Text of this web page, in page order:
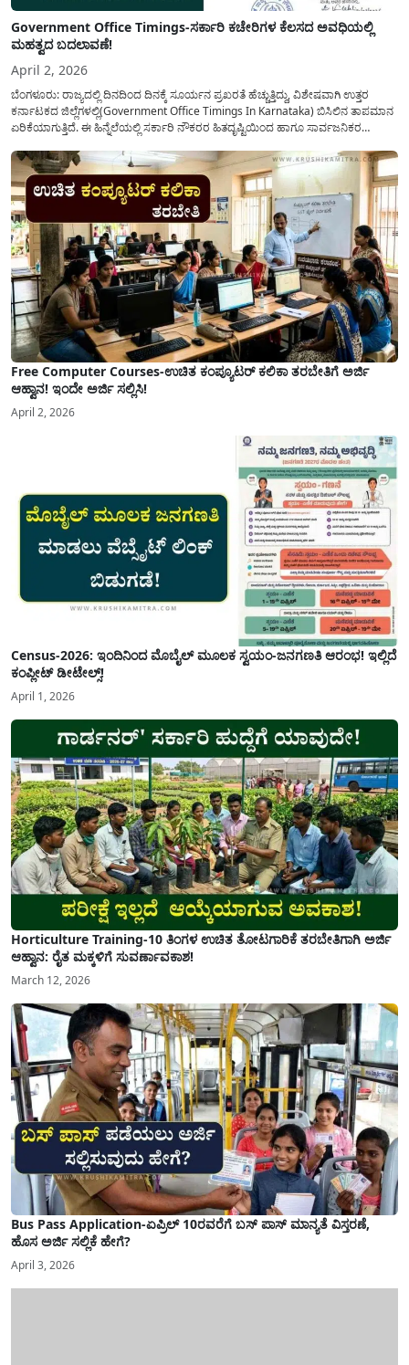
Government Office Timings-ಸರ್ಕಾರಿ ಕಚೇರಿಗಳ ಕೆಲಸದ ಅವಧಿಯಲ್ಲಿ
ಮಹತ್ವದ ಬದಲಾವಣೆ!
April 2, 2026
ಬೆಂಗಳೂರು: ರಾಜ್ಯದಲ್ಲಿ ದಿನದಿಂದ ದಿನಕ್ಕೆ ಸೂರ್ಯನ ಪ್ರಖರತೆ ಹೆಚ್ಚುತ್ತಿದ್ದು, ವಿಶೇಷವಾಗಿ ಉತ್ತರ
ಕರ್ನಾಟಕದ ಜಿಲ್ಲೆಗಳಲ್ಲಿ(Government Office Timings In Karnataka) ಬಿಸಿಲಿನ ತಾಪಮಾನ
ಏರಿಕೆಯಾಗುತ್ತಿದೆ. ಈ ಹಿನ್ನೆಲೆಯಲ್ಲಿ ಸರ್ಕಾರಿ ನೌಕರರ ಹಿತದೃಷ್ಟಿಯಿಂದ ಹಾಗೂ ಸಾರ್ವಜನಿಕರ
ಮತ್ತು ಕಲ್ಯಾಣ ಕರ್ನಾಟಕದ ಒಟ್ಟು 9 ಜಿಲ್ಲೆಗಳಲ್ಲಿ ಏಪ್ರಿಲ್...
Free Computer Courses-ಉಚಿತ ಕಂಪ್ಯೂಟರ್ ಕಲಿಕಾ ತರಬೇತಿಗೆ ಅರ್ಜಿ
ಆಹ್ವಾನ! ಇಂದೇ ಅರ್ಜಿ ಸಲ್ಲಿಸಿ!
April 2, 2026
Census-2026: ಇಂದಿನಿಂದ ಮೊಬೈಲ್ ಮೂಲಕ ಸ್ವಯಂ-ಜನಗಣತಿ ಆರಂಭ! ಇಲ್ಲಿದೆ
ಕಂಪ್ಲೀಟ್ ಡೀಟೇಲ್ಸ್!
April 1, 2026
Horticulture Training-10 ತಿಂಗಳ ಉಚಿತ ತೋಟಗಾರಿಕೆ ತರಬೇತಿಗಾಗಿ ಅರ್ಜಿ
ಆಹ್ವಾನ: ರೈತ ಮಕ್ಕಳಿಗೆ ಸುವರ್ಣಾವಕಾಶ!
March 12, 2026
Bus Pass Application-ಏಪ್ರಿಲ್ 10ರವರೆಗೆ ಬಸ್ ಪಾಸ್ ಮಾನ್ಯತೆ ವಿಸ್ತರಣೆ,
ಹೊಸ ಅರ್ಜಿ ಸಲ್ಲಿಕೆ ಹೇಗೆ?
April 3, 2026